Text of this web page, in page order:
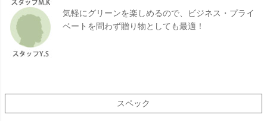
気軽にグリーンを楽しめるので、ビジネス・プライ
ベートを問わず贈り物としても最適！
スペック